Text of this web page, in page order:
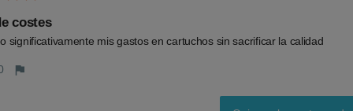
costes
significativamente mis gastos en cartuchos sin sacrificar la calidad
flag